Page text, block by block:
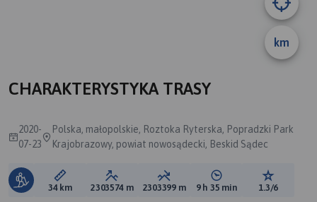
km
CHARAKTERYSTYKA TRASY
2020-
07-23
Polska, małopolskie, Roztoka Ryterska, Popradzki Park
Krajobrazowy, powiat nowosądecki, Beskid Sądec
Długość trasy:
34 km Suma przewyższeń:
2303574 m Suma spadków:
2303399 m Średni czas potrzebny
9 h 35 min Ocena
1.3/6